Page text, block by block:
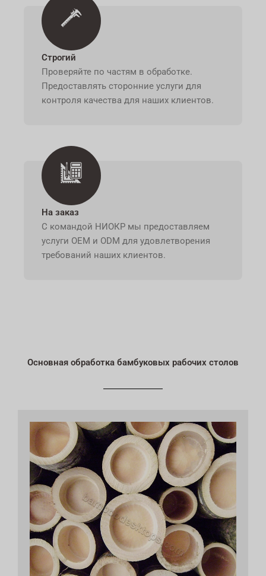
Строгий
Проверяйте по частям в обработке.
Предоставлять сторонние услуги для
контроля качества для наших клиентов.
На заказ
С командой НИОКР мы предоставляем
услуги OEM и ODM для удовлетворения
требований наших клиентов.
Основная обработка бамбуковых рабочих столов